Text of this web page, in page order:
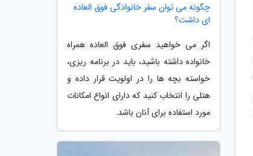
چگونه می توان سفر خانوادگی فوق العاده
ای داشت؟
اگر می خواهید سفری فوق العاده همراه
خانواده داشته باشید، باید در برنامه ریزی،
خواسته بچه ها را در اولویت قرار داده و
هتلی را انتخاب کنید که دارای انواع امکانات
مورد استفاده برای آنان باشد.